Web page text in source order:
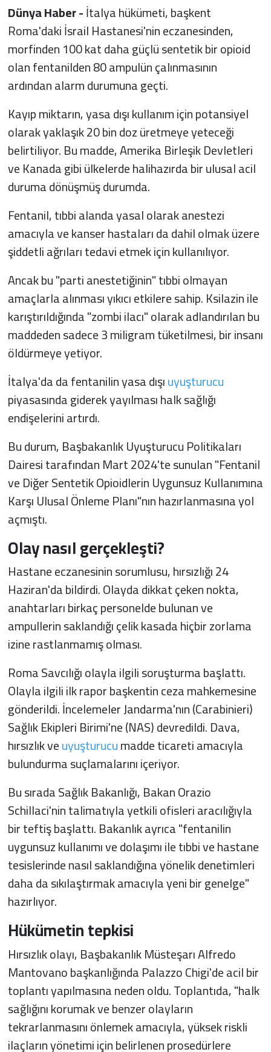
Dünya Haber -İtalya hükümeti, başkent
Roma'daki İsrail Hastanesi'nin eczanesinden,
morfinden 100 kat daha güçlü sentetik bir opioid
olan fentanilden 80 ampulün çalınmasının
ardından alarm durumuna geçti.
Kayıp miktarın, yasa dışı kullanım için potansiyel
olarak yaklaşık 20 bin doz üretmeye yeteceği
belirtiliyor. Bu madde, Amerika Birleşik Devletleri
ve Kanada gibi ülkelerde halihazırda bir ulusal acil
duruma dönüşmüş durumda.
Fentanil, tıbbi alanda yasal olarak anestezi
amacıyla ve kanser hastaları da dahil olmak üzere
şiddetli ağrıları tedavi etmek için kullanılıyor.
Ancak bu "parti anestetiğinin" tıbbi olmayan
amaçlarla alınması yıkıcı etkilere sahip. Ksilazin ile
karıştırıldığında "zombi ilacı" olarak adlandırılan bu
maddeden sadece 3 miligram tüketilmesi, bir insanı
öldürmeye yetiyor.
İtalya'da da fentanilin yasa dışıuyuşturucu
piyasasında giderek yayılması halk sağlığı
endişelerini artırdı.
Bu durum, Başbakanlık Uyuşturucu Politikaları
Dairesi tarafından Mart 2024'te sunulan "Fentanil
ve Diğer Sentetik Opioidlerin Uygunsuz Kullanımına
Karşı Ulusal Önleme Planı"nın hazırlanmasına yol
açmıştı.
Olay nasıl gerçekleşti?
Hastane eczanesinin sorumlusu, hırsızlığı 24
Haziran'da bildirdi. Olayda dikkat çeken nokta,
anahtarları birkaç personelde bulunan ve
ampullerin saklandığı çelik kasada hiçbir zorlama
izine rastlanmamış olması.
Roma Savcılığı olayla ilgili soruşturma başlattı.
Olayla ilgili ilk rapor başkentin ceza mahkemesine
gönderildi. İncelemeler Jandarma'nın (Carabinieri)
Sağlık Ekipleri Birimi'ne (NAS) devredildi. Dava,
hırsızlık veuyuşturucumadde ticareti amacıyla
bulundurma suçlamalarını içeriyor.
Bu sırada Sağlık Bakanlığı, Bakan Orazio
Schillaci'nin talimatıyla yetkili ofisleri aracılığıyla
bir teftiş başlattı. Bakanlık ayrıca "fentanilin
uygunsuz kullanımı ve dolaşımı ile tıbbi ve hastane
tesislerinde nasıl saklandığına yönelik denetimleri
daha da sıkılaştırmak amacıyla yeni bir genelge"
hazırlıyor.
Hükümetin tepkisi
Hırsızlık olayı, Başbakanlık Müsteşarı Alfredo
Mantovano başkanlığında Palazzo Chigi'de acil bir
toplantı yapılmasına neden oldu. Toplantıda, "halk
sağlığını korumak ve benzer olayların
tekrarlanmasını önlemek amacıyla, yüksek riskli
ilaçların yönetimi için belirlenen prosedürlere